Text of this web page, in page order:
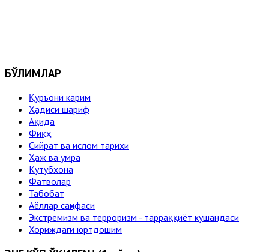
БЎЛИМЛАР
Қуръони карим
Ҳадиси шариф
Ақида
Фиқҳ
Сийрат ва ислом тарихи
Ҳаж ва умра
Кутубхона
Фатволар
Табобат
Аёллар саҳифаси
Экстремизм ва терроризм - тарраққиёт кушандаси
Хориждаги юртдошим